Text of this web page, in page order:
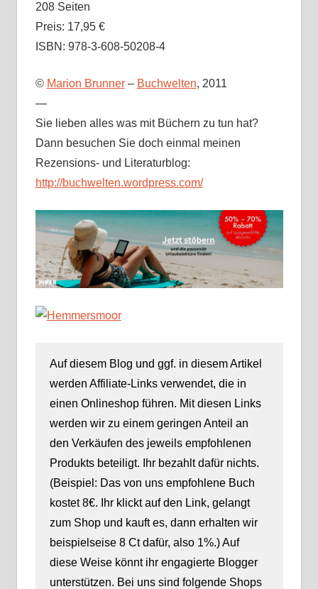
208 Seiten
Preis: 17,95 €
ISBN: 978-3-608-50208-4
© Marion Brunner– Buchwelten, 2011
—
Sie lieben alles was mit Büchern zu tun hat?
Dann besuchen Sie doch einmal meinen
Rezensions- und Literaturblog:
http://buchwelten.wordpress.com/
Auf diesem Blog und ggf. in diesem Artikel
werden Affiliate-Links verwendet, die in
einen Onlineshop führen. Mit diesen Links
werden wir zu einem geringen Anteil an
den Verkäufen des jeweils empfohlenen
Produkts beteiligt. Ihr bezahlt dafür nichts.
(Beispiel: Das von uns empfohlene Buch
kostet 8€. Ihr klickt auf den Link, gelangt
zum Shop und kauft es, dann erhalten wir
beispielseise 8 Ct dafür, also 1%.) Auf
diese Weise könnt ihr engagierte Blogger
unterstützen. Bei uns sind folgende Shops